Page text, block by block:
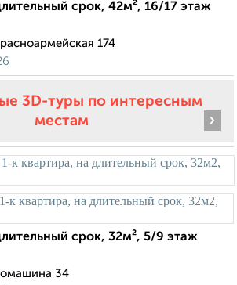
срок, 42м², 16/17 этаж
174
3D-туры по интересным
местам
›
срок, 32м², 5/9 этаж
34